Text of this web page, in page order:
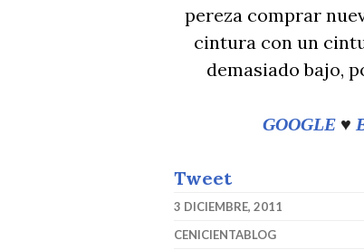
pereza comprar
cintura con un
demasiado bajo,
GOOGLE ♥
Tweet
3 DICIEMBRE, 2011
CENICIENTABLOG